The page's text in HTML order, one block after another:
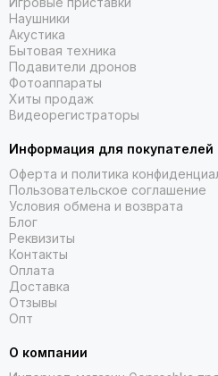
Наушники
Акустика
Бытовая техника
Подавители дронов
Фотоаппараты
Хиты продаж
Видеорегистраторы
Информация для покупателей
Оферта и политика
Пользовательское соглашение
Условия обмена и возврата
Блог
Реквизиты
Контакты
Оплата
Доставка
Отзывы
Опт
О компании